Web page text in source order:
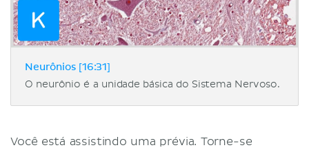
Neurônios [16:31]
O neurônio é a unidade básica do Sistema Nervoso.
Você está assistindo uma prévia. Torne-se